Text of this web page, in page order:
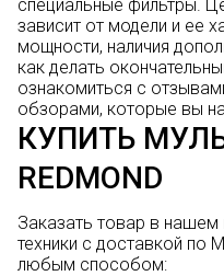
специальные фильтры.
зависит от модели и ее
мощности, наличия
как делать
ознакомиться с
обзорами, которые вы
КУПИТЬ
REDMOND
Заказать товар в нашем
техники с доставкой
любым способом: